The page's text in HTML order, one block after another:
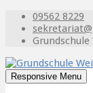
09562 8229
Responsive Menu